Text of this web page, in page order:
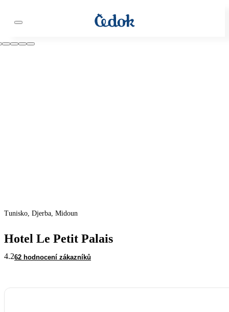
Tunisko, Djerba, Midoun
Hotel Le Petit Palais
4.262 hodnocení zákazníků